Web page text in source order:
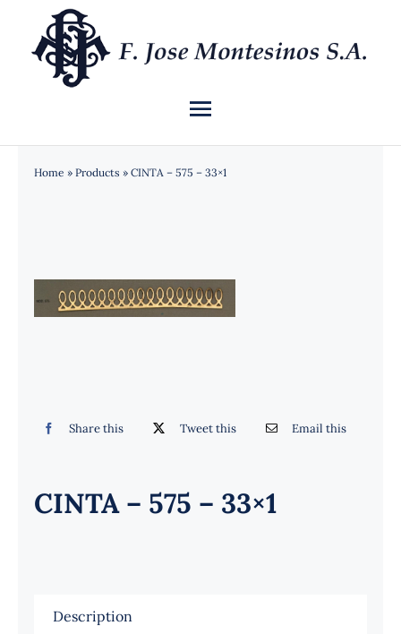
contenido
Toggle
Navigation
INICIO
NOTICIAS
Home » Products » CINTA – 575 – 33×1
Share this Tweet this Email this
CINTA – 575 – 33×1
Description